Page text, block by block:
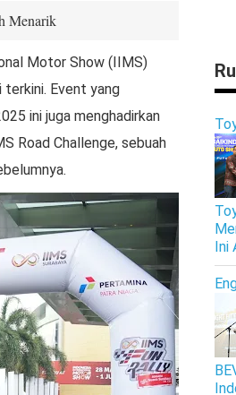
Menarik
Motor Show (IIMS)
terkini. Event yang
ini juga menghadirkan
Road Challenge, sebuah
Ini